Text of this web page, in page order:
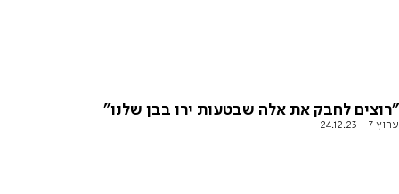
"רוצים לחבק את אלה שבטעות ירו בבן שלנו"
ערוץ 7 24.12.23